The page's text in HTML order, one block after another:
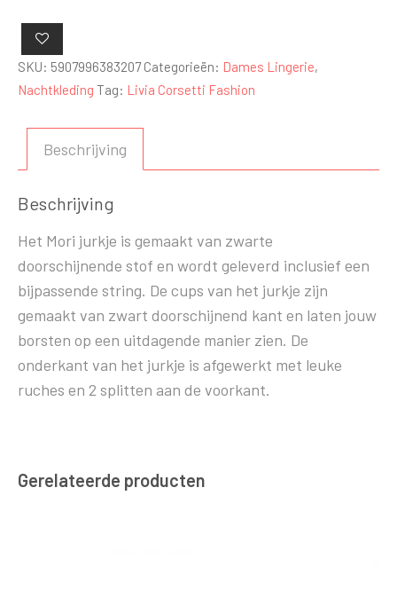
aantal
SKU: 5907996383207 Categorieën: Dames Lingerie,
Nachtkleding Tag: Livia Corsetti Fashion
Beschrijving
Beschrijving
Het Mori jurkje is gemaakt van zwarte
doorschijnende stof en wordt geleverd inclusief een
bijpassende string. De cups van het jurkje zijn
gemaakt van zwart doorschijnend kant en laten jouw
borsten op een uitdagende manier zien. De
onderkant van het jurkje is afgewerkt met leuke
ruches en 2 splitten aan de voorkant.
Gerelateerde producten